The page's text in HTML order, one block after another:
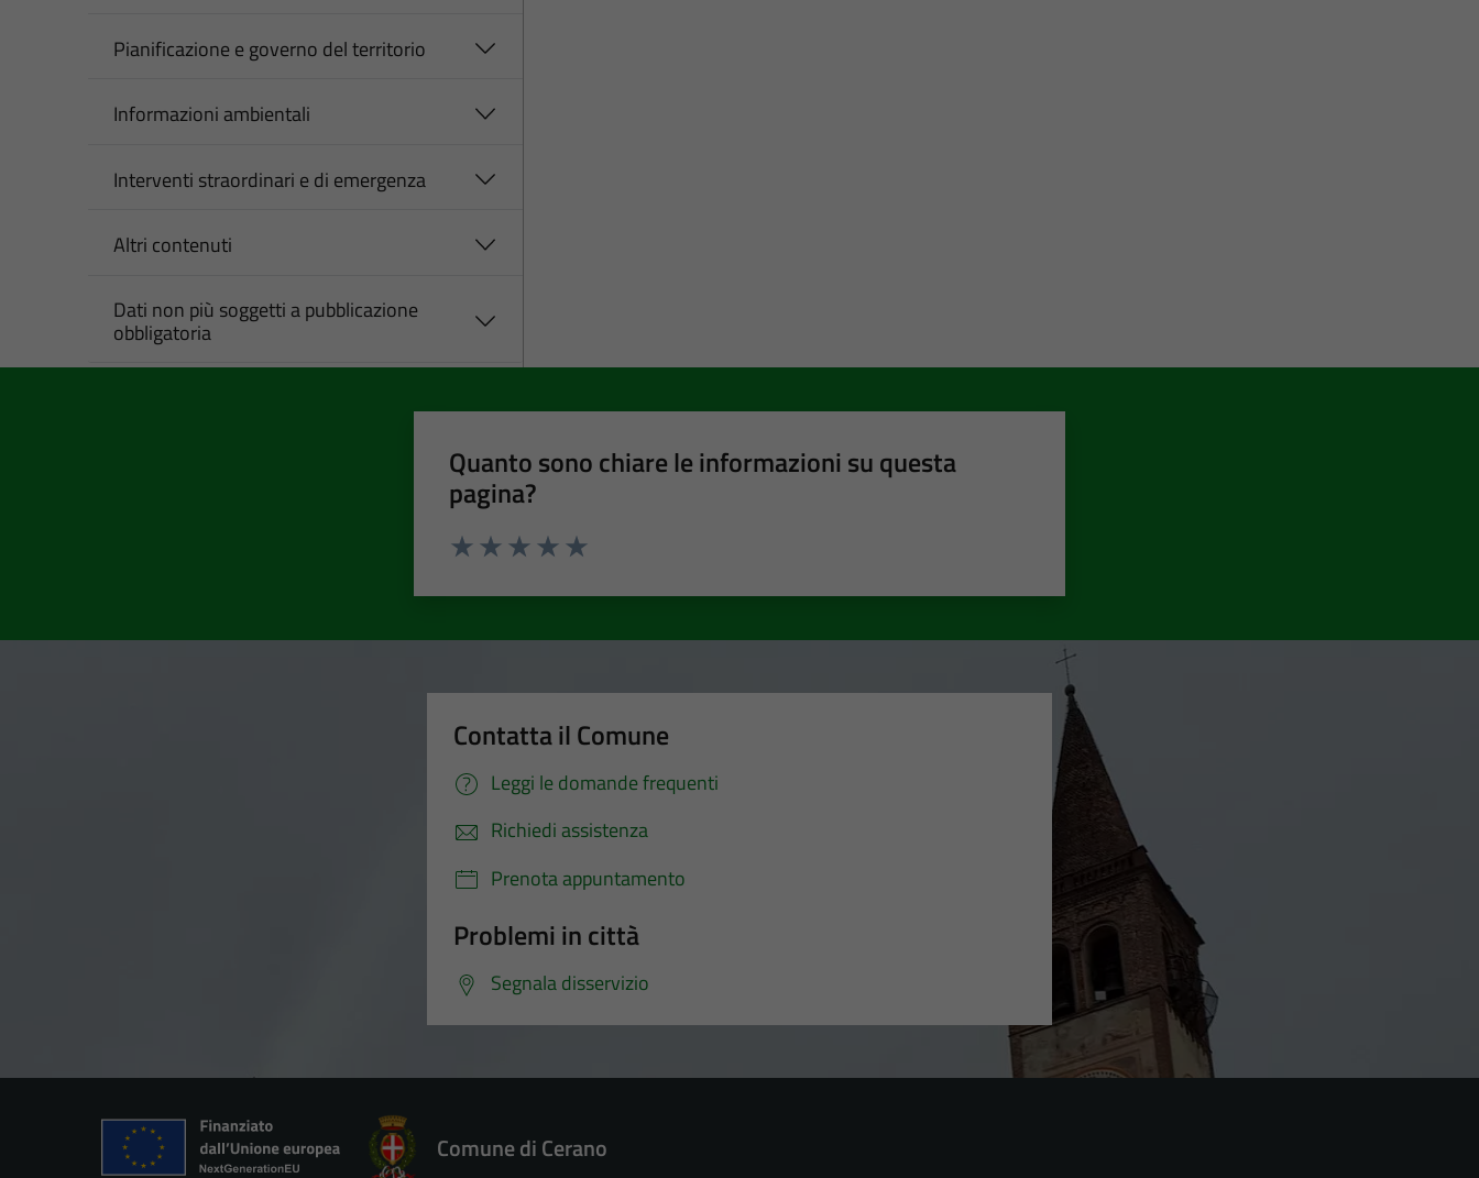
Pianificazione e governo del territorio
Informazioni ambientali
Interventi straordinari e di emergenza
Altri contenuti
Dati non più soggetti a pubblicazione
obbligatoria
Quanto sono chiare le informazioni su questa
pagina?
Contatta il Comune
Leggi le domande frequenti
Richiedi assistenza
Prenota appuntamento
Problemi in città
Segnala disservizio
Comune di Cerano